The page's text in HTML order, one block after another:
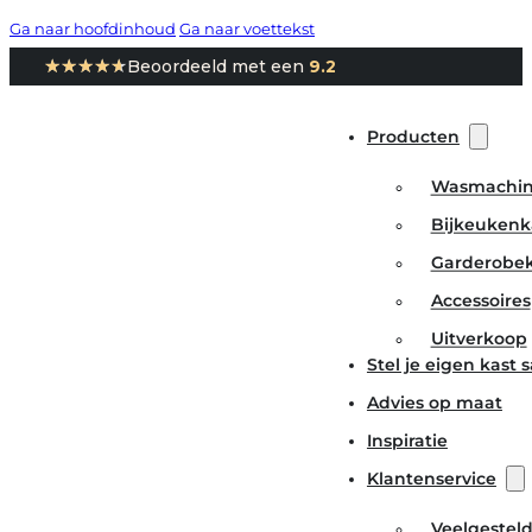
Ga naar hoofdinhoud Ga naar voettekst
★★★★★
★★★★★Beoordeeld met een 9.2
Producten
Accessoires
Uitverkoop
Stel je eigen kast
Advies op maat
Inspiratie
Klantenservice